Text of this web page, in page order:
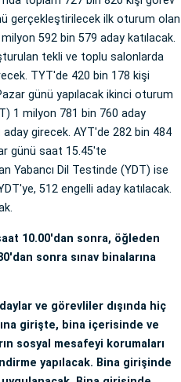
gerçekleştirilecek ilk oturum olan
592 bin 579 aday katılacak.
tekli ve toplu salonlarda
TYT'de 420 bin 178 kişi
günü yapılacak ikinci oturum
1 milyon 781 bin 760 aday
aday girecek. AYT'de 282 bin 484
günü saat 15.45'te
Yabancı Dil Testinde (YDT) ise
512 engelli aday katılacak.
10.00'dan sonra, öğleden
sonra sınav binalarına
ve görevliler dışında hiç
girişte, bina içerisinde ve
sosyal mesafeyi korumaları
yapılacak. Bina girişinde